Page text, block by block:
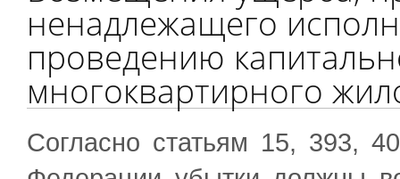
ненадлежащего
проведению
многоквартирного
Согласно статьям 15, 393,